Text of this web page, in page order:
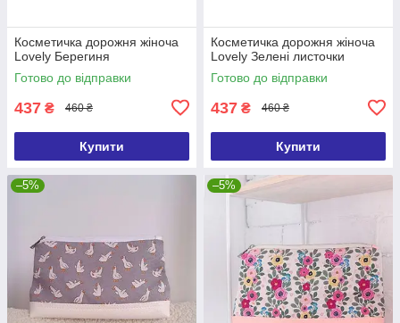
Косметичка дорожня жіноча
Lovely Берегиня
Готово до відправки
437 ₴ 460 ₴
Купити
Косметичка дорожня жіноча
Lovely Зелені листочки
Готово до відправки
437 ₴ 460 ₴
Купити
–5% –5%